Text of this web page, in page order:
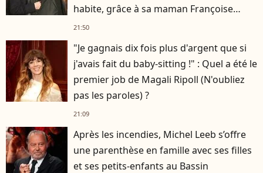
habite, grâce à sa maman Françoise
Hardy
21:50
"Je gagnais dix fois plus d'argent que si
j'avais fait du baby-sitting !" : Quel a été le
premier job de Magali Ripoll (N'oubliez
pas les paroles) ?
21:09
Après les incendies, Michel Leeb s’offre
une parenthèse en famille avec ses filles
et ses petits-enfants au Bassin